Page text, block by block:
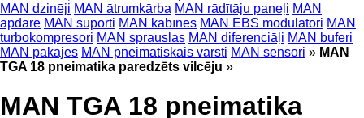
MAN dzinēji MAN ātrumkārba MAN rādītāju paneļi MAN
apdare MAN suporti MAN kabīnes MAN EBS modulatori MAN
turbokompresori MAN sprauslas MAN diferenciāļi MAN buferi
MAN pakājes MAN pneimatiskais vārsti MAN sensori » MAN
TGA 18 pneimatika paredzēts vilcēju »
MAN TGA 18 pneimatika